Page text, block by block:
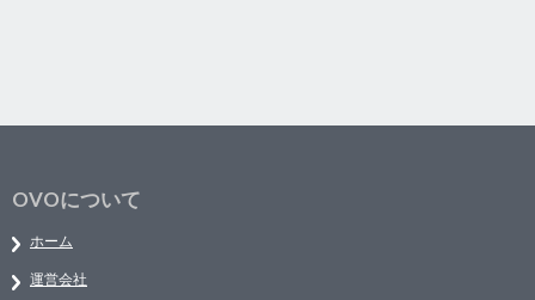
OVOについて
ホーム
運営会社